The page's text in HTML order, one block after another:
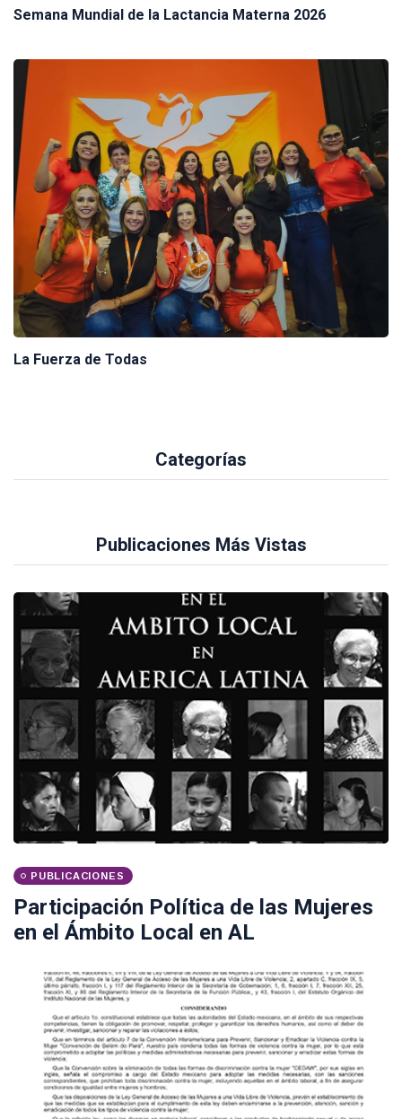
Semana Mundial de la Lactancia Materna 2026
La Fuerza de Todas
Categorías
Publicaciones Más Vistas
PUBLICACIONES
Participación Política de las Mujeres
en el Ámbito Local en AL